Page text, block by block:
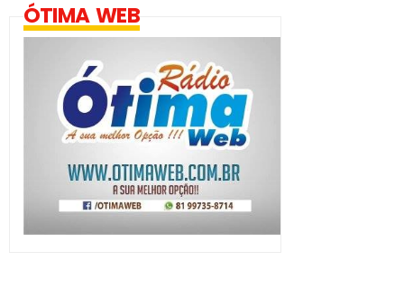
ÓTIMA WEB